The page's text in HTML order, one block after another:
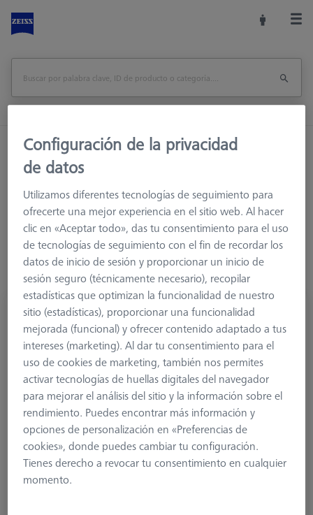
Inicio
Sistemas de palpadores
Elementos de conexión
Receptor de cono, sistema M5
626107-1015-105
Configuración de la privacidad
de datos
Utilizamos diferentes tecnologías de seguimiento para
ofrecerte una mejor experiencia en el sitio web. Al hacer
clic en «Aceptar todo», das tu consentimiento para el uso
de tecnologías de seguimiento con el fin de recordar los
datos de inicio de sesión y proporcionar un inicio de
sesión seguro (técnicamente necesario), recopilar
estadísticas que optimizan la funcionalidad de nuestro
sitio (estadísticas), proporcionar una funcionalidad
mejorada (funcional) y ofrecer contenido adaptado a tus
intereses (marketing). Al dar tu consentimiento para el
uso de cookies de marketing, también nos permites
activar tecnologías de huellas digitales del navegador
para mejorar el análisis del sitio y la información sobre el
rendimiento. Puedes encontrar más información y
opciones de personalización en «Preferencias de
cookies», donde puedes cambiar tu configuración.
Tienes derecho a revocar tu consentimiento en cualquier
momento.